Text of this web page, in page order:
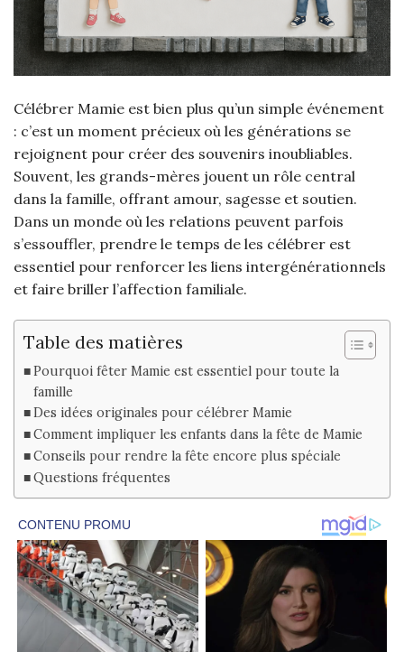
Célébrer Mamie est bien plus qu’un simple événement
: c’est un moment précieux où les générations se
rejoignent pour créer des souvenirs inoubliables.
Souvent, les grands-mères jouent un rôle central
dans la famille, offrant amour, sagesse et soutien.
Dans un monde où les relations peuvent parfois
s’essouffler, prendre le temps de les célébrer est
essentiel pour renforcer les liens intergénérationnels
et faire briller l’affection familiale.
Table des matières
Pourquoi fêter Mamie est essentiel pour toute la
famille
Des idées originales pour célébrer Mamie
Comment impliquer les enfants dans la fête de Mamie
Conseils pour rendre la fête encore plus spéciale
Questions fréquentes